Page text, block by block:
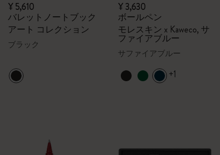
¥ 5,610
バレットノートブック
アート コレクション
ブラック
¥ 3,630
ボールペン
モレスキン x Kaweco, サ
ファイアブルー
サファイアブルー
+1